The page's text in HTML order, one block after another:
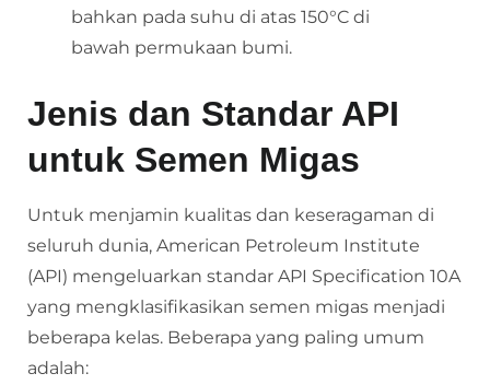
bahkan pada suhu di atas 150°C di
bawah permukaan bumi.
Jenis dan Standar API
untuk Semen Migas
Untuk menjamin kualitas dan keseragaman di
seluruh dunia, American Petroleum Institute
(API) mengeluarkan standar API Specification 10A
yang mengklasifikasikan semen migas menjadi
beberapa kelas. Beberapa yang paling umum
adalah: